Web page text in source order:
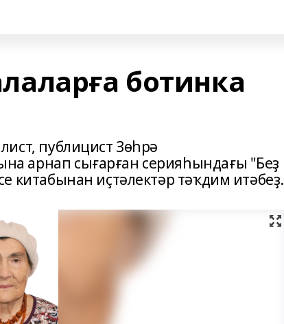
ботинка
публицист Зөһрә
арнап сығарған серияһындағы "Беҙ
китабынан иҫтәлектәр тәҡдим итәбеҙ.